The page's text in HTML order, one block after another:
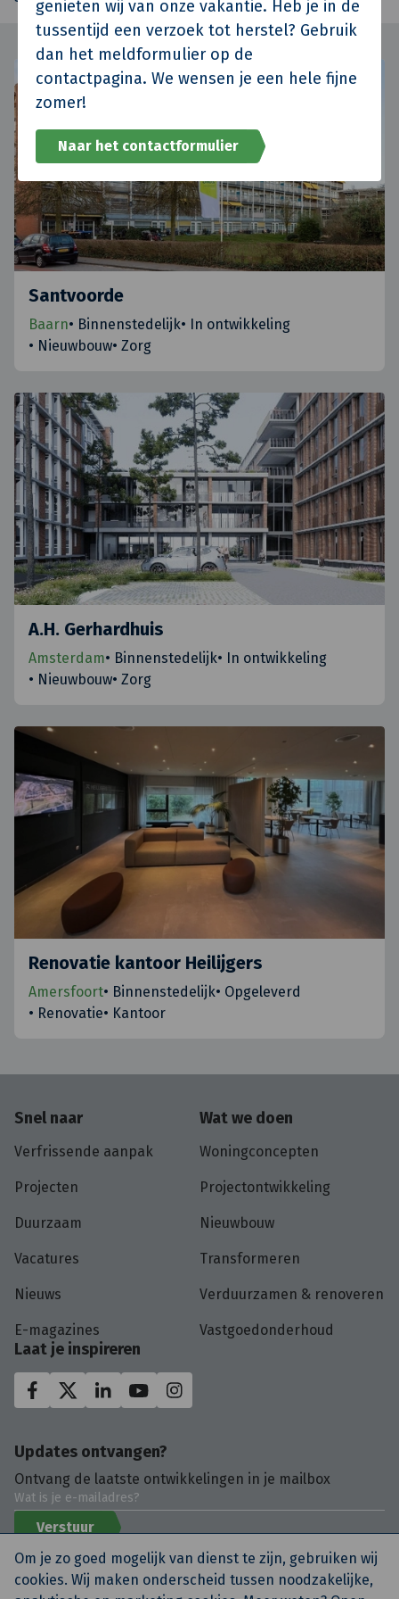
genieten wij van onze vakantie. Heb je in de
tussentijd een verzoek tot herstel? Gebruik
dan het meldformulier op de
contactpagina. We wensen je een hele fijne
zomer!
Naar het contactformulier
Santvoorde
Baarn• Binnenstedelijk•
In ontwikkeling
• Nieuwbouw• Zorg
A.H. Gerhardhuis
Amsterdam• Binnenstedelijk•
In ontwikkeling
• Nieuwbouw• Zorg
Renovatie kantoor Heilijgers
Amersfoort• Binnenstedelijk• Opgeleverd
• Renovatie• Kantoor
Snel naar
Verfrissende aanpak
Projecten
Duurzaam
Vacatures
Nieuws
E-magazines
Wat we doen
Woningconcepten
Projectontwikkeling
Nieuwbouw
Transformeren
Verduurzamen & renoveren
Vastgoedonderhoud
Laat je inspireren
Updates ontvangen?
Ontvang de laatste ontwikkelingen in je mailbox
Verstuur
Om je zo goed mogelijk van dienst te zijn, gebruiken wij
cookies. Wij maken onderscheid tussen noodzakelijke,